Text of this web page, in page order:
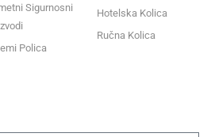
Sigurnosni
Polica
Hotelska Kolica
Ručna Kolica